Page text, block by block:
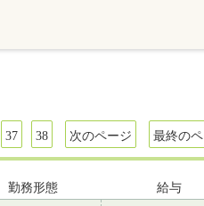
37 38 次のページ 最終の
勤務形態 給与